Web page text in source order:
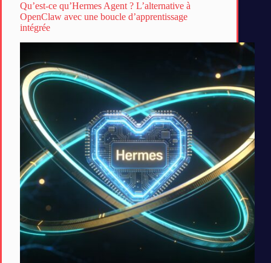
Qu’est-ce qu’Hermes Agent ? L’alternative à
OpenClaw avec une boucle d’apprentissage
intégrée